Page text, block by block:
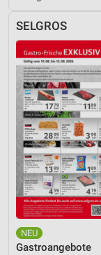
SELGROS
Gastroangebote